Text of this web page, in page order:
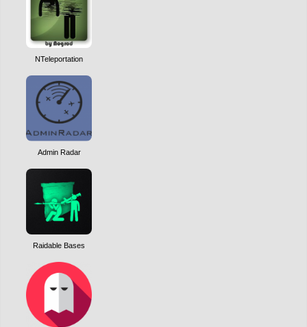
NTeleportation
Admin Radar
Raidable Bases